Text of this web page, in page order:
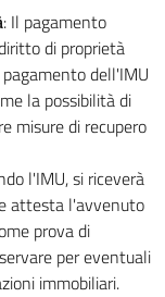
: Il pagamento
di proprietà
dell'IMU
la possibilità di
misure di recupero
l'IMU, si riceverà
attesta l'avvenuto
prova di
per eventuali
immobiliari.